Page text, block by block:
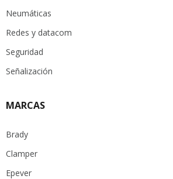
Neumáticas
Redes y datacom
Seguridad
Señalización
MARCAS
Brady
Clamper
Epever